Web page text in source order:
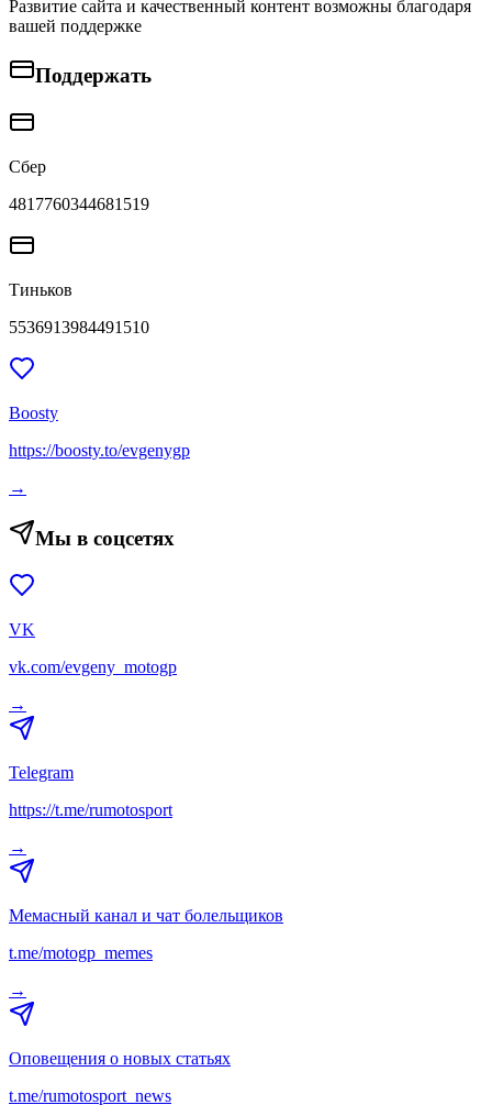
Развитие сайта и качественный контент возможны благодаря
вашей поддержке
Поддержать
Сбер
4817760344681519
Тиньков
5536913984491510
Boosty
https://boosty.to/evgenygp
→
Мы в соцсетях
VK
vk.com/evgeny_motogp
→
Telegram
https://t.me/rumotosport
→
Мемасный канал и чат болельщиков
t.me/motogp_memes
→
Оповещения о новых статьях
t.me/rumotosport_news